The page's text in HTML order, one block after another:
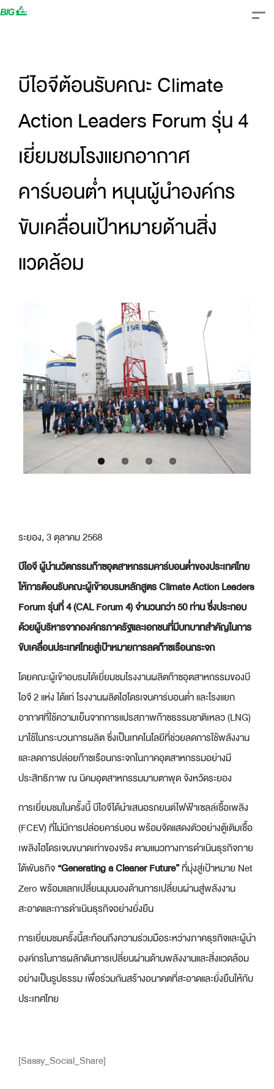
Skip
บีไอจีต้อนรับคณะ Climate
Action Leaders Forum รุ่น 4
เยี่ยมชมโรงแยกอากาศ
คาร์บอนต่ำ หนุนผู้นำองค์กร
ขับเคลื่อนเป้าหมายด้านสิ่ง
แวดล้อม
ระยอง, 3 ตุลาคม 2568
บีไอจี ผู้นำนวัตกรรมก๊าซอุตสาหกรรมคาร์บอนต่ำของประเทศไทย
ให้การต้อนรับคณะผู้เข้าอบรมหลักสูตรClimate Action Leaders
Forum รุ่นที่ 4 (CAL Forum 4) จำนวนกว่า 50 ท่าน ซึ่งประกอบ
ด้วยผู้บริหารจากองค์กรภาครัฐและเอกชนที่มีบทบาทสำคัญในการ
ขับเคลื่อนประเทศไทยสู่เป้าหมายการลดก๊าซเรือนกระจก
โดยคณะผู้เข้าอบรมได้เยี่ยมชมโรงงานผลิตก๊าซอุตสาหกรรมของบี
ไอจี 2 แห่ง ได้แก่ โรงงานผลิตไฮโดรเจนคาร์บอนต่ำ และโรงแยก
อากาศที่ใช้ความเย็นจากการแปรสภาพก๊าซธรรมชาติเหลว (LNG)
มาใช้ในกระบวนการผลิต ซึ่งเป็นเทคโนโลยีที่ช่วยลดการใช้พลังงาน
และลดการปล่อยก๊าซเรือนกระจกในภาคอุตสาหกรรมอย่างมี
ประสิทธิภาพ ณ นิคมอุตสาหกรรมมาบตาพุด จังหวัดระยอง
การเยี่ยมชมในครั้งนี้ บีไอจีได้นำเสนอรถยนต์ไฟฟ้าเซลล์เชื้อเพลิง
(FCEV) ที่ไม่มีการปล่อยคาร์บอน พร้อมจัดแสดงตัวอย่างตู้เติมเชื้อ
เพลิงไฮโดรเจนขนาดเท่าของจริง ตามแนวทางการดำเนินธุรกิจภาย
ใต้พันธกิจ“Generating a Cleaner Future”ที่มุ่งสู่เป้าหมาย Net
Zero พร้อมแลกเปลี่ยนมุมมองด้านการเปลี่ยนผ่านสู่พลังงาน
สะอาดและการดำเนินธุรกิจอย่างยั่งยืน
การเยี่ยมชมครั้งนี้สะท้อนถึงความร่วมมือระหว่างภาคธุรกิจและผู้นำ
องค์กรในการผลักดันการเปลี่ยนผ่านด้านพลังงานและสิ่งแวดล้อม
อย่างเป็นรูปธรรม เพื่อร่วมกันสร้างอนาคตที่สะอาดและยั่งยืนให้กับ
ประเทศไทย
[Sassy_Social_Share]